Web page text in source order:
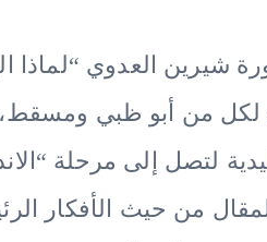
شيرين العدوي “لماذا
من أبو ظبي ومسقط،
لتصل إلى مرحلة
من حيث الأفكار